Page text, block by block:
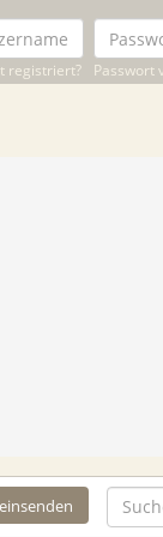
registriert? Passwort